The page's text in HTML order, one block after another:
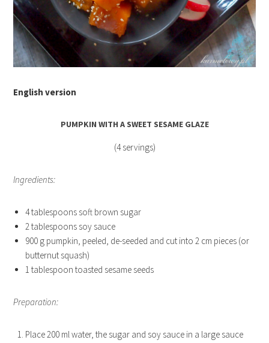
English version
PUMPKIN WITH A SWEET SESAME GLAZE
(4 servings)
Ingredients:
4 tablespoons soft brown sugar
2 tablespoons soy sauce
900 g pumpkin, peeled, de-seeded and cut into 2 cm pieces (or
butternut squash)
1 tablespoon toasted sesame seeds
Preparation:
Place 200 ml water, the sugar and soy sauce in a large sauce